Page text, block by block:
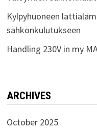
Kylpyhuoneen
sähkönkulutukseen
Handling 230V in my
ARCHIVES
October 2025